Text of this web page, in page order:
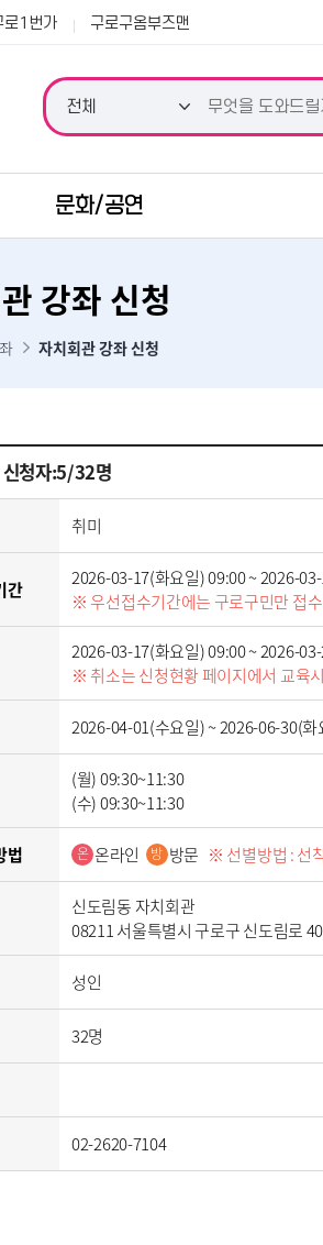
로1번가 구로구옴부즈맨
문화/공연
강좌 신청
자치회관 강좌 신청
청자:5/32명
취미
간
2026-03-17(화요일) 09:00 ~ 2026-
※ 우선접수기간에는 구로구민만 접
2026-03-17(화요일) 09:00 ~ 2026-
※ 취소는 신청현황 페이지에서 교육
2026-04-01(수요일) ~ 2026-06-30(화
(월) 09:30~11:30
(수) 09:30~11:30
법 온 온라인 방 방문 ※ 선별방법 : 선
신도림동 자치회관
08211 서울특별시 구로구 신도림로
성인
32명
02-2620-7104